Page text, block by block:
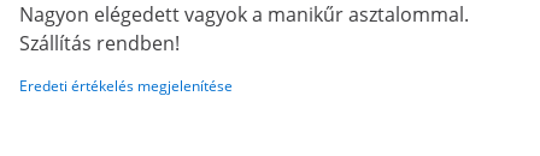
Nagyon elégedett vagyok a manikűr asztalommal.
Szállítás rendben!
Eredeti értékelés megjelenítése